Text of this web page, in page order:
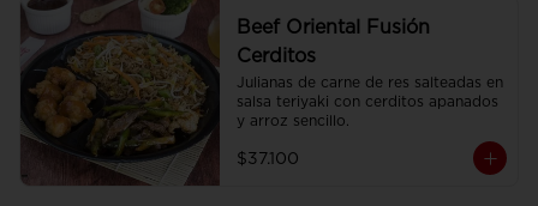
Beef Oriental Fusión
Cerditos
Julianas de carne de res salteadas en
salsa teriyaki con cerditos apanados
y arroz sencillo.
$37.100